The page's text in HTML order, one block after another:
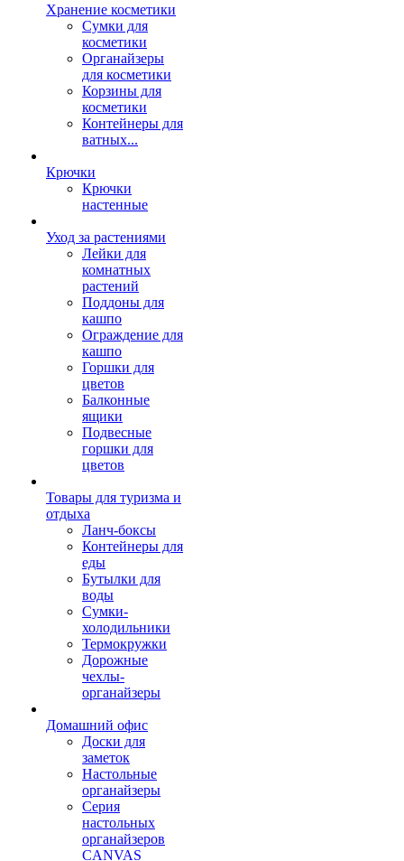
Хранение косметики
Сумки для
косметики
Органайзеры
для косметики
Корзины для
косметики
Контейнеры для
ватных...
Крючки
Крючки
настенные
Уход за растениями
Лейки для
комнатных
растений
Поддоны для
кашпо
Ограждение для
кашпо
Горшки для
цветов
Балконные
ящики
Подвесные
горшки для
цветов
Товары для туризма и
отдыха
Ланч-боксы
Контейнеры для
еды
Бутылки для
воды
Сумки-
холодильники
Термокружки
Дорожные
чехлы-
органайзеры
Домашний офис
Доски для
заметок
Настольные
органайзеры
Серия
настольных
органайзеров
CANVAS